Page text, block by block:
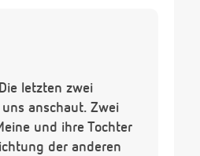
letzten zwei
anschaut. Zwei
und ihre Tochter
der anderen